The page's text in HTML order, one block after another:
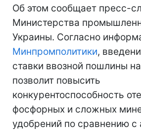
Об этом сообщает пресс-
Министерства
Украины. Согласно
Минпромполитики,
ставки ввозной пошлины
позволит повысить
конкурентоспособность
фосфорных и сложных
удобрений по сравнению с